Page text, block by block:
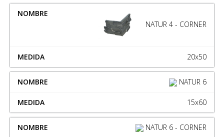
NATUR 4 - CORNER
20x50
NATUR 6
15x60
NATUR 6 - CORNER